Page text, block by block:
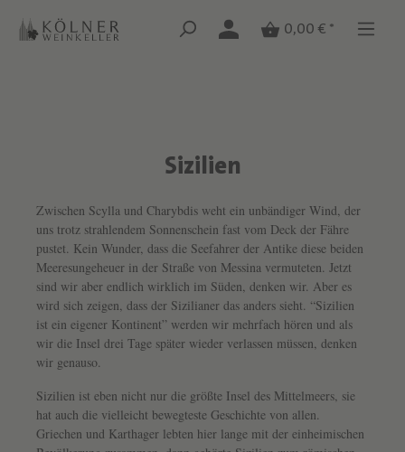
Zum Hauptinhalt springen
Zum Hauptinhalt springen
0,00 € *
Sizilien
Zwischen Scylla und Charybdis weht ein unbändiger Wind, der
uns trotz strahlendem Sonnenschein fast vom Deck der Fähre
pustet. Kein Wunder, dass die Seefahrer der Antike diese beiden
Meeresungeheuer in der Straße von Messina vermuteten. Jetzt
sind wir aber endlich wirklich im Süden, denken wir. Aber es
wird sich zeigen, dass der Sizilianer das anders sieht. “Sizilien
ist ein eigener Kontinent” werden wir mehrfach hören und als
wir die Insel drei Tage später wieder verlassen müssen, denken
wir genauso.
Sizilien ist eben nicht nur die größte Insel des Mittelmeers, sie
hat auch die vielleicht bewegteste Geschichte von allen.
Griechen und Karthager lebten hier lange mit der einheimischen